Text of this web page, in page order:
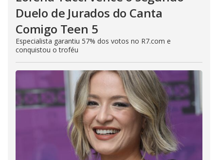
Duelo de Jurados do Canta
Comigo Teen 5
Especialista garantiu 57% dos votos no R7.com e
conquistou o troféu